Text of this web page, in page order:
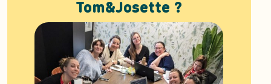
Tom&Josette ?